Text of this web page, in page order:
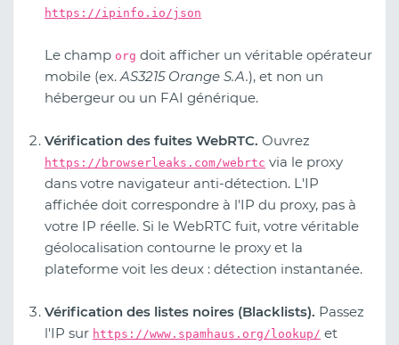
https://ipinfo.io/json
Le champ org doit afficher un véritable opérateur
mobile (ex.AS3215 Orange S.A.), et non un
hébergeur ou un FAI générique.
Vérification des fuites WebRTC. Ouvrez
https://browserleaks.com/webrtc via le proxy
dans votre navigateur anti-détection. L'IP
affichée doit correspondre à l'IP du proxy, pas à
votre IP réelle. Si le WebRTC fuit, votre véritable
géolocalisation contourne le proxy et la
plateforme voit les deux : détection instantanée.
Vérification des listes noires (Blacklists). Passez
l'IP sur https://www.spamhaus.org/lookup/ et